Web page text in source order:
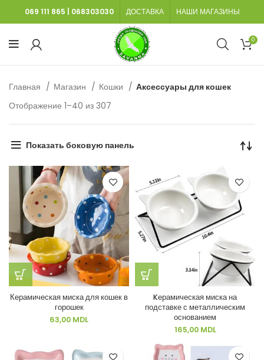
069 111 865 068303030 ДОСТАВКА НАШИ МАГАЗИНЫ
0
Главная Магазин Кошки
Аксессуары для кошек
Отображение 1–40 из 307
Показать боковую панель
Керамическая миска для кошек в
горошек
63,00 MDL
Kерамическая миска на
подставке с металлическим
основанием
165,00 MDL